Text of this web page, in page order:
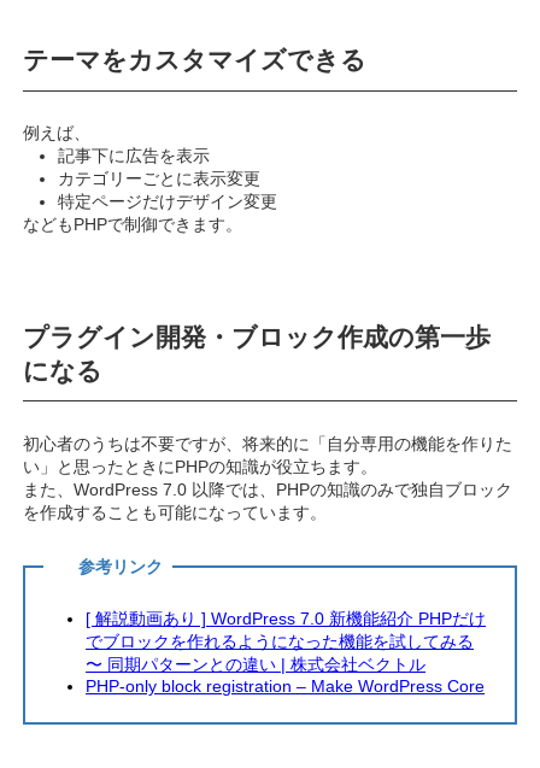
テーマをカスタマイズできる
例えば、
記事下に広告を表示
カテゴリーごとに表示変更
特定ページだけデザイン変更
などもPHPで制御できます。
プラグイン開発・ブロック作成の第一歩
になる
初心者のうちは不要ですが、将来的に「自分専用の機能を作りた
い」と思ったときにPHPの知識が役立ちます。
また、WordPress 7.0 以降では、PHPの知識のみで独自ブロック
を作成することも可能になっています。
参考リンク
[ 解説動画あり ] WordPress 7.0 新機能紹介 PHPだけ
でブロックを作れるようになった機能を試してみる
〜 同期パターンとの違い | 株式会社ベクトル
PHP-only block registration – Make WordPress Core